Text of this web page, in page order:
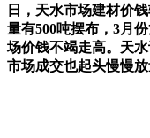
日，天水市场建材价
量有500吨摆布，3月
场价钱不竭走高。天
市场成交也起头慢慢放